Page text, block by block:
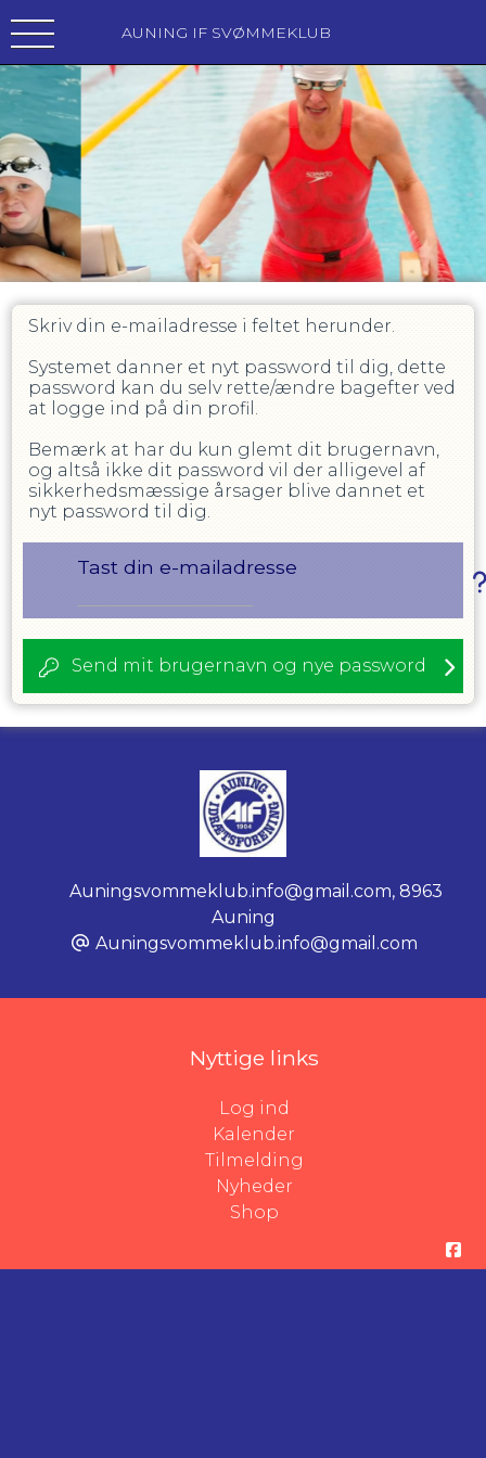
AUNING IF SVØMMEKLUB
Skriv din e-mailadresse i feltet herunder.
Systemet danner et nyt password til dig, dette
password kan du selv rette/ændre bagefter ved
at logge ind på din profil.
Bemærk at har du kun glemt dit brugernavn,
og altså ikke dit password vil der alligevel af
sikkerhedsmæssige årsager blive dannet et
nyt password til dig.
Tast din e-mailadresse
Send mit brugernavn og nye password
Auningsvommeklub.info@gmail.com, 8963
Auning
Auningsvommeklub.info@gmail.com
Nyttige links
Log ind
Kalender
Tilmelding
Nyheder
Shop